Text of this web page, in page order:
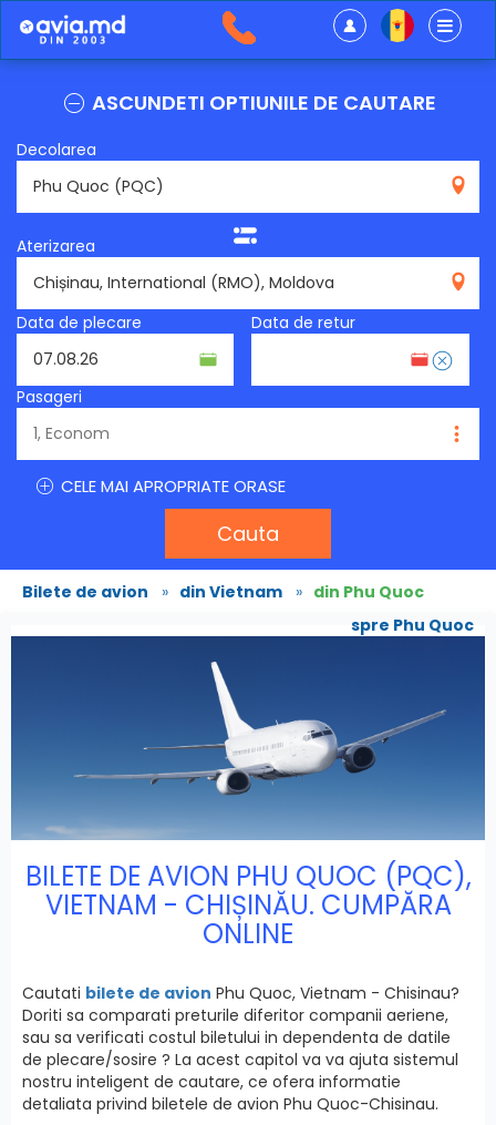
ASCUNDETI OPTIUNILE DE CAUTARE
Decolarea
Aterizarea
Data de plecare
Data de retur
Pasageri
CELE MAI APROPRIATE ORASE
Cauta
Bilete de avion » din Vietnam » din Phu Quoc
spre Phu Quoc
BILETE DE AVION PHU QUOC (PQC),
VIETNAM - CHIȘINĂU. CUMPĂRA
ONLINE
Cautati bilete de avion Phu Quoc, Vietnam - Chisinau?
Doriti sa comparati preturile diferitor companii aeriene,
sau sa verificati costul biletului in dependenta de datile
de plecare/sosire ? La acest capitol va va ajuta sistemul
nostru inteligent de cautare, ce ofera informatie
detaliata privind biletele de avion Phu Quoc-Chisinau.